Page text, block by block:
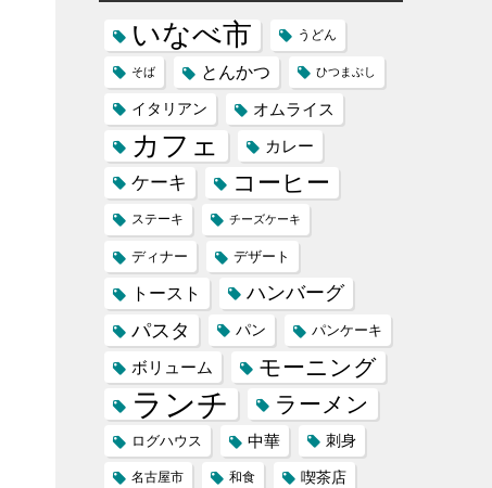
いなべ市 うどん
そば とんかつ ひつまぶし
イタリアン オムライス
カフェ カレー
ケーキ コーヒー
ステーキ チーズケーキ
ディナー デザート
トースト ハンバーグ
パスタ パン パンケーキ
ボリューム モーニング
ランチ ラーメン
ログハウス 中華 刺身
名古屋市 和食 喫茶店